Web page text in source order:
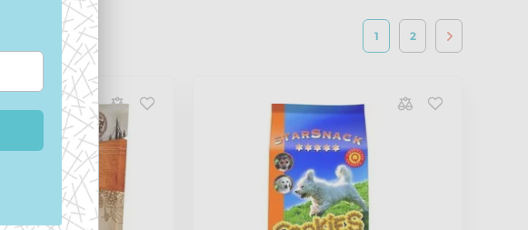
1 2